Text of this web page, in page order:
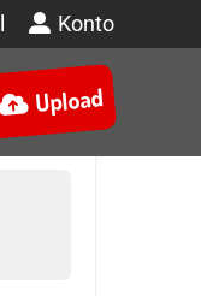
Konto
Upload